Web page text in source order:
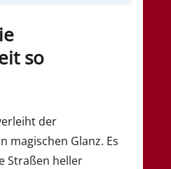
so
der
magischen Glanz. Es
Straßen heller